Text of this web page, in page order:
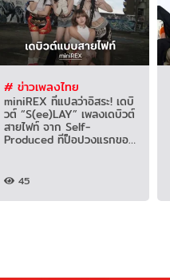
# ข่าวเพลงไทย
miniREX ที่แปลว่าอิสระ! เดบิ
วต์ “S(ee)LAY” เพลงเดบิวต์
สายไฟท์ จาก Self-
Produced ทีป็อปวงแรกของ
45